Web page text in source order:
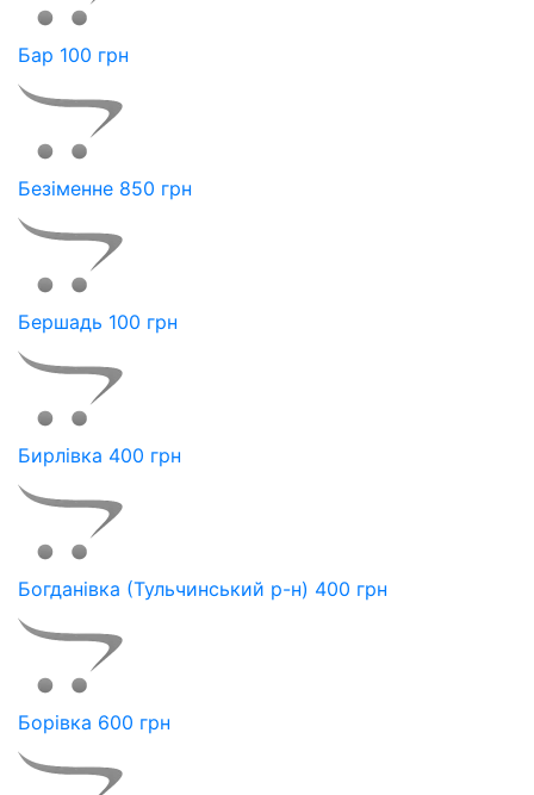
Бар 100 грн
Безіменне 850 грн
Бершадь 100 грн
Бирлівка 400 грн
Богданівка (Тульчинський р-н) 400 грн
Борівка 600 грн